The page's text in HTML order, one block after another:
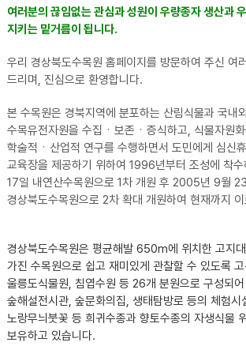
여러분의 끊임없는 관심과 성원이 우량종자 생산과
지키는 밑거름이 됩니다.
우리 경상북도수목원 홈페이지를 방문하여 주신 여
드리며, 진심으로 환영합니다.
본 수목원은 경북지역에 분포하는 산림식물과 국내
수목유전자원을 수집ㆍ보존ㆍ증식하고, 식물자원
학술적ㆍ산업적 연구를 수행하면서 도민에게 심신
교육장을 제공하기 위하여 1996년부터 조성에 착
17일 내연산수목원으로 1차 개원 후 2005년 9월
경상북도수목원으로 2차 확대 개원하여 현재까지
경상북도수목원은 평균해발 650m에 위치한 고지
가진 수목원으로 쉽고 재미있게 관찰할 수 있도록
울릉도식물원, 침엽수원 등 26개 분원으로 구성되
숲해설전시관, 숲문화의집, 생태탐방로 등의 체험시
노랑무늬붓꽃 등 희귀수종과 향토수종의 자생식물
보유하고 있습니다.